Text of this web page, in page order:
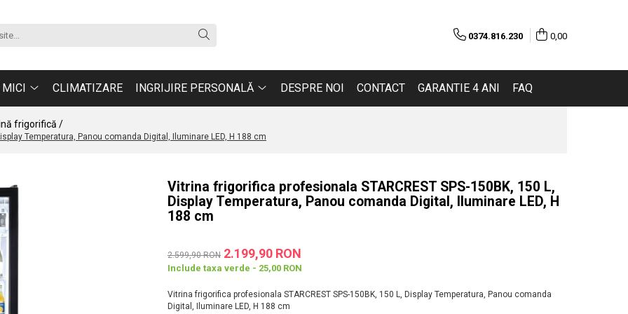
0374.816.230 0,00
MICI CLIMATIZARE INGRIJIRE PERSONALĂ DESPRE NOI CONTACT GARANTIE 4 ANI FAQ
frigorifică /
Temperatura, Panou comanda Digital, Iluminare LED, H 188 cm
Vitrina frigorifica profesionala STARCREST SPS-150BK, 150 L,
Display Temperatura, Panou comanda Digital, Iluminare LED, H
188 cm
2.599,90 RON 2.199,90 RON
Include taxa verde - 25,00 RON
Vitrina frigorifica profesionala STARCREST SPS-150BK, 150 L, Display Temperatura, Panou comanda
Digital, Iluminare LED, H 188 cm